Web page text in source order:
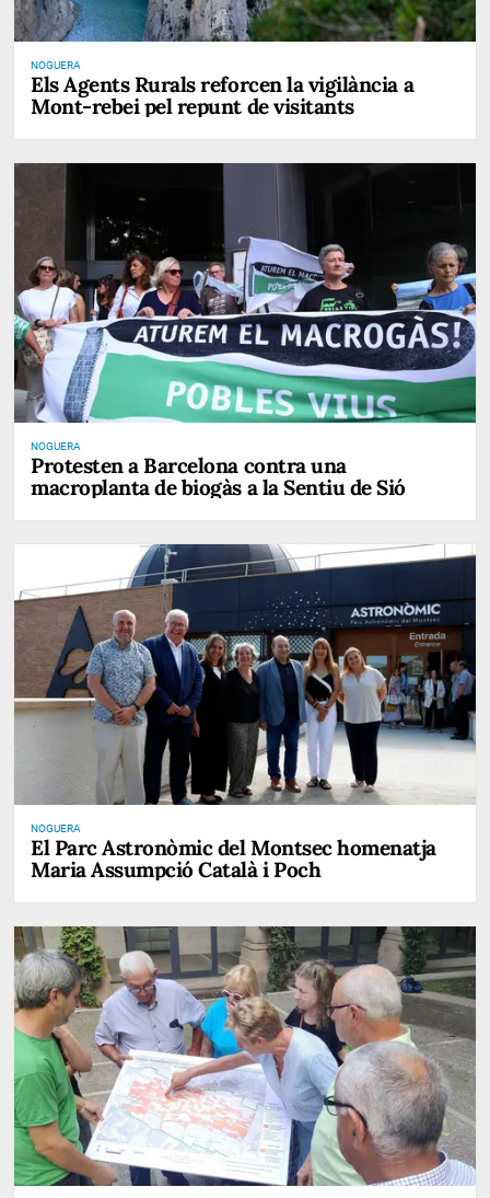
NOGUERA
Els Agents Rurals reforcen la vigilància a
Mont-rebei pel repunt de visitants
NOGUERA
Protesten a Barcelona contra una
macroplanta de biogàs a la Sentiu de Sió
NOGUERA
El Parc Astronòmic del Montsec homenatja
Maria Assumpció Català i Poch